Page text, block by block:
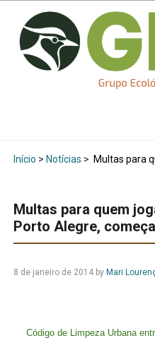
Início > Notícias > Multas para
Multas para quem
Porto Alegre,
8 de janeiro de 2014by Mari
Código de Limpeza Urbana